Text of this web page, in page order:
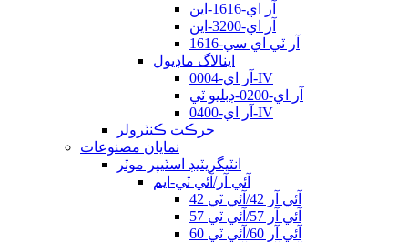
آر اي-1616-اين
آر اي-3200-اين
آر ٽي اي سي-1616
اينالاگ ماڊيول
آر اي-0004-IV
آر اي-0200-ڊبليو ٽي
آر اي-0400-IV
حرڪت ڪنٽرولر
نمايان مصنوعات
انٽيگريٽيڊ اسٽيپر موٽر
آئي آر/آئي ٽي-ايم
آئي آر 42/آئي ٽي 42
آئي آر 57/آئي ٽي 57
آئي آر 60/آئي ٽي 60